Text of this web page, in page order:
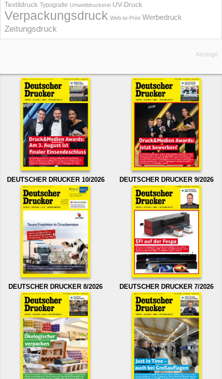
Textildruck Typografie Umweltdruckerei UV-Druck
Verpackungsdruck Web-to-Print Werbedruck
Zeitungsdruck
Anzeige
DEUTSCHER DRUCKER 10/2026 DEUTSCHER DRUCKER 9/2026
DEUTSCHER DRUCKER 8/2026 DEUTSCHER DRUCKER 7/2026